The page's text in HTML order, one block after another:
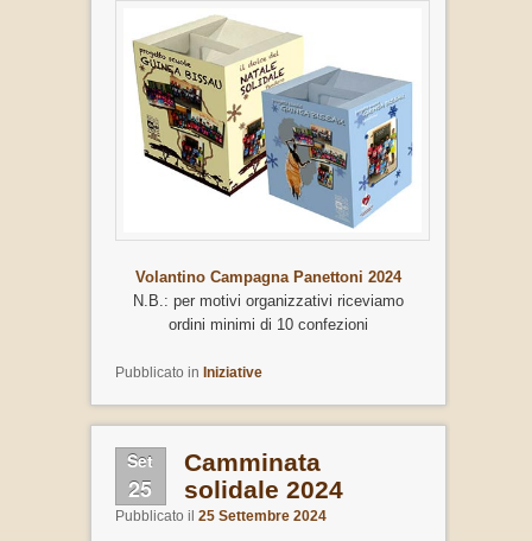
Volantino Campagna Panettoni 2024
N.B.: per motivi organizzativi riceviamo
ordini minimi di 10 confezioni
Pubblicato in Iniziative
Set
25
Camminata
solidale 2024
Pubblicato il 25 Settembre 2024